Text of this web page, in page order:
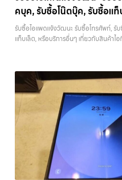
คบุค, รับซื้อโน๊ตบุ๊ค, รับซื้อแท็
เกี่ยวกับสินค้าไอที กรุงเทพฯ
วงจร
รับซื้อไอแพดแจ้งวัฒนะ รับซื้อโทรศัพท์, รั
แท็บเล็ต, หรือบริการอื่นๆ เกี่ยวกับสินค้าไอ
บางแค วัชรพล รามอินทรา รับซื้อไอแพด
ซื้อแมคบุค, รับซื้อโน๊ตบุ๊ค, รับซื้อแท็บเล็ต,
ไอที กรุงเทพฯ เราพร้อมให้บริการครบวง
โทรศัพท์, รับซื้อแมคบุค, รับซื้อโน๊ตบุ๊ค, รั
กับสินค้าไอที กรุงเทพฯ… รับซื้อไอแพดแ
ราคาสูง พร้อมจ่ายเงินทันที ประสบการ
โฟน, รับซื้อไอแพด, รับซื้อมือถือ ยินดีต้อ
เว็บไซต์ที่คุณไว้วางใจได้ สำหรับบริการ
iPad, แท็บเล็ต ทุกยี่ห้อ ให้ราคาสูง พร้อ
ลาดพร้าว, รัชดา, บางรัก, แจ้งวัฒนะ, บา
กรุงเทพฯ ใกล้ “ใกล้ ฉัน” ที่สุด ในยุคที่สม